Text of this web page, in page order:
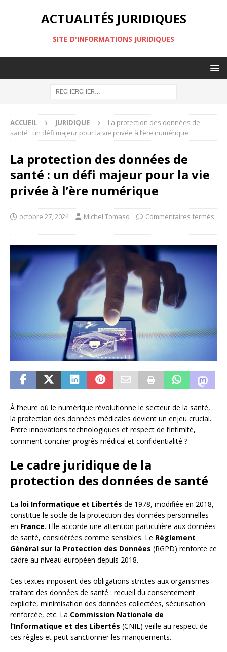
ACTUALITÉS JURIDIQUES
SITE D'INFORMATIONS JURIDIQUES
ACCUEIL JURIDIQUE
La protection des données de
santé : un défi majeur pour la vie privée à l’ère numérique
La protection des données de
santé : un défi majeur pour la vie
privée à l’ère numérique
octobre 27, 2024 Michel Tomaso Commentaires fermés
À l’heure où le numérique révolutionne le secteur de la santé,
la protection des données médicales devient un enjeu crucial.
Entre innovations technologiques et respect de l’intimité,
comment concilier progrès médical et confidentialité ?
Le cadre juridique de la
protection des données de santé
La loi Informatique et Libertés de 1978, modifiée en 2018,
constitue le socle de la protection des données personnelles
en France. Elle accorde une attention particulière aux données
de santé, considérées comme sensibles. Le Règlement
Général sur la Protection des Données (RGPD) renforce ce
cadre au niveau européen depuis 2018.
Ces textes imposent des obligations strictes aux organismes
traitant des données de santé : recueil du consentement
explicite, minimisation des données collectées, sécurisation
renforcée, etc. La Commission Nationale de
l’Informatique et des Libertés (CNIL) veille au respect de
ces règles et peut sanctionner les manquements.